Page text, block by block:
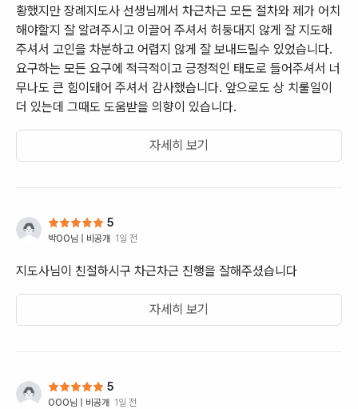
황했지만 장례지도사 선생님께서 차근차근 모든 절차와 제가 어치
해야할지 잘 알려주시고 이끌어 주셔서 허둥대지 않게 잘 지도해
주셔서 고인을 차분하고 어렵지 않게 잘 보내드릴수 있었습니다.
요구하는 모든 요구에 적극적이고 긍정적인 태도로 들어주셔서 너
무나도 큰 힘이돼어 주셔서 감사했습니다. 앞으로도 상 치룰일이
더 있는데 그때도 도움받을 의향이 있습니다.
자세히 보기
5
박OO님 | 비공개 1일 전
지도사님이 친절하시구 차근차근 진행을 잘해주셨습니다
자세히 보기
5
OOO님 | 비공개 1일 전